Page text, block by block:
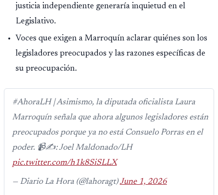
justicia independiente generaría inquietud en el
Legislativo.
Voces que exigen a Marroquín aclarar quiénes son los
legisladores preocupados y las razones específicas de
su preocupación.
#AhoraLH | Asimismo, la diputada oficialista Laura
Marroquín señala que ahora algunos legisladores están
preocupados porque ya no está Consuelo Porras en el
poder. 📹✍️: Joel Maldonado/LH
pic.twitter.com/h1k8SiSLLX
— Diario La Hora (@lahoragt)June 1, 2026